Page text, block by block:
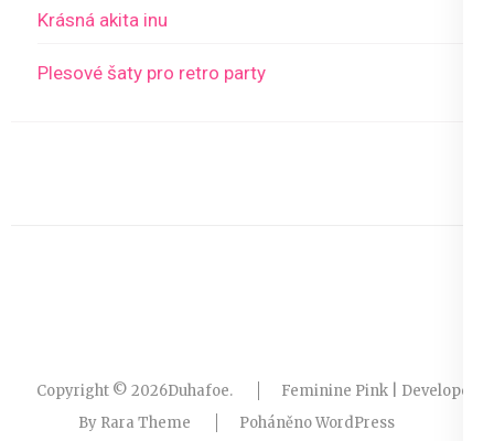
Krásná akita inu
Plesové šaty pro retro party
Copyright © 2026Duhafoe.
Feminine Pink | Developed
By Rara Theme PoháněnoWordPress